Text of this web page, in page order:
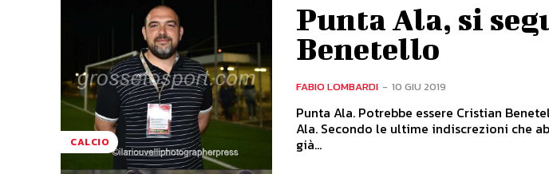
CALCIO
Punta Ala, si
Benetello
FABIO LOMBARDI - 10 GIU 2019
Punta Ala. Potrebbe essere Cristian
Ala. Secondo le ultime indiscrezioni che
già...